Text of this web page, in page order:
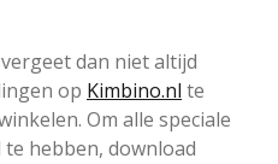
dan niet altijd
op Kimbino.nl te
Om alle speciale
hebben, download